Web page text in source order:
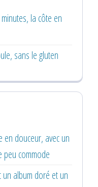
la côte en
sans le gluten
en douceur, avec un
peu commode
album doré et un